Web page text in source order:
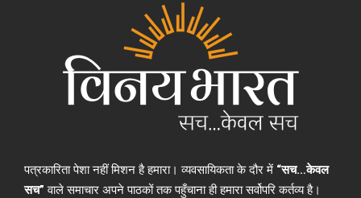
पत्रकारिता पेशा नहीं मिशन है हमारा। व्यवसायिकता के दौर में “सच…केवल
सच” वाले समाचार अपने पाठकों तक पहुँचाना ही हमारा सर्वोपरि कर्तव्य है।